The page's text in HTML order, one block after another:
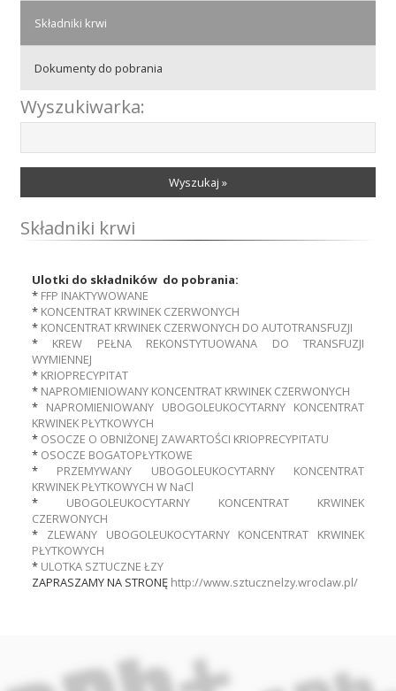
Szkolenia
Badania
Przetargi
Praca
Kontakt
BIP
Składniki krwi
Dokumenty do pobrania
Wyszukiwarka:
Wyszukaj »
Składniki krwi
Ulotki do składników do pobrania:
* FFP INAKTYWOWANE
* KONCENTRAT KRWINEK CZERWONYCH
* KONCENTRAT KRWINEK CZERWONYCH DO AUTOTRANSFUZJI
* KREW PEŁNA REKONSTYTUOWANA DO TRANSFUZJI
WYMIENNEJ
* KRIOPRECYPITAT
* NAPROMIENIOWANY KONCENTRAT KRWINEK CZERWONYCH
* NAPROMIENIOWANY UBOGOLEUKOCYTARNY KONCENTRAT
KRWINEK PŁYTKOWYCH
* OSOCZE O OBNIŻONEJ ZAWARTOŚCI KRIOPRECYPITATU
* OSOCZE BOGATOPŁYTKOWE
* PRZEMYWANY UBOGOLEUKOCYTARNY KONCENTRAT
KRWINEK PŁYTKOWYCH W NaCl
* UBOGOLEUKOCYTARNY KONCENTRAT KRWINEK
CZERWONYCH
* ZLEWANY UBOGOLEUKOCYTARNY KONCENTRAT KRWINEK
PŁYTKOWYCH
* ULOTKA SZTUCZNE ŁZY
ZAPRASZAMY NA STRONĘ http://www.sztucznelzy.wroclaw.pl/